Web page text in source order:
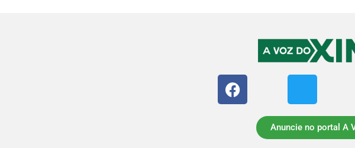
Anuncie no portal A